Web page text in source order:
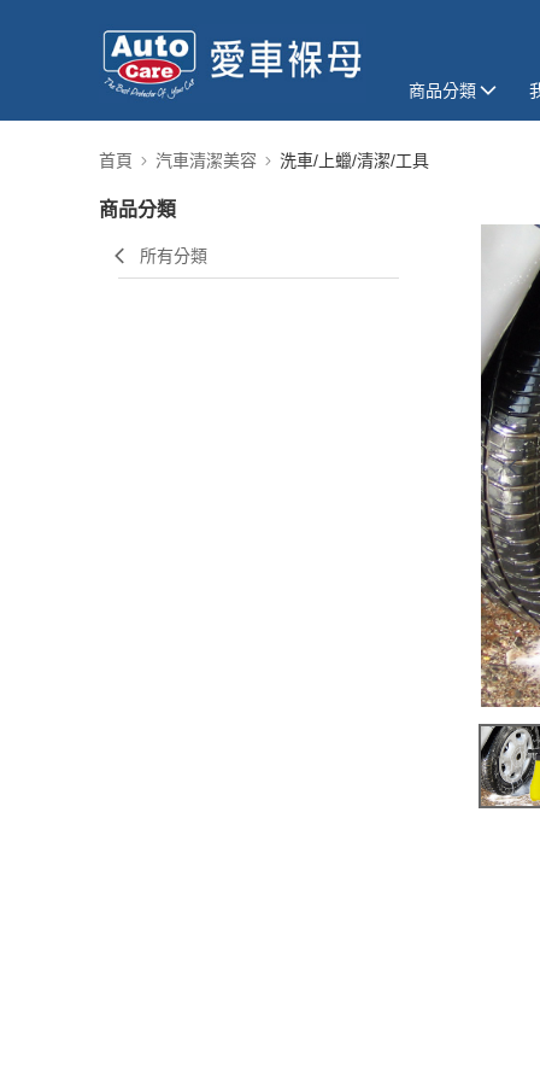
商品分類
首頁 汽車清潔美容 洗車/上蠟/清潔/工具
商品分類
所有分類